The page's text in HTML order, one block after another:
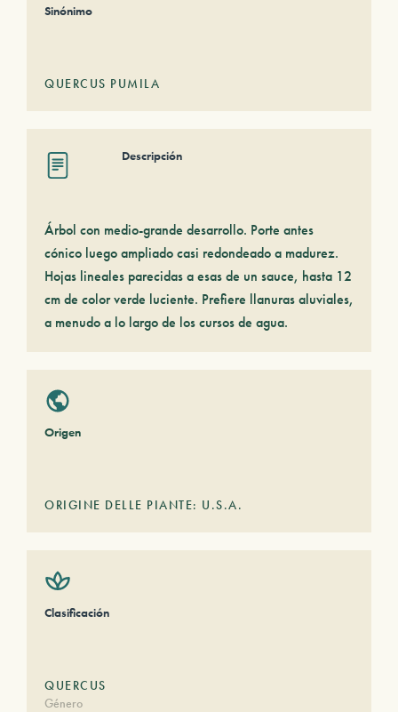
Sinónimo
QUERCUS PUMILA
Descripción
Árbol con medio-grande desarrollo. Porte antes
cónico luego ampliado casi redondeado a madurez.
Hojas lineales parecidas a esas de un sauce, hasta 12
cm de color verde luciente. Prefiere llanuras aluviales,
a menudo a lo largo de los cursos de agua.
Origen
ORIGINE DELLE PIANTE: U.S.A.
Clasificación
QUERCUS
Género